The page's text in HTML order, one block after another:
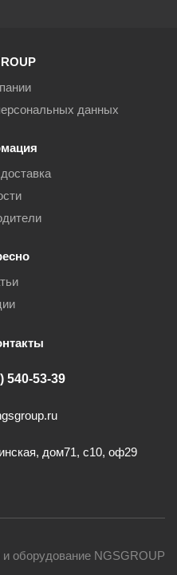
данных
540-53-39
дом71, с10, оф29
оборудование NGSGROUP